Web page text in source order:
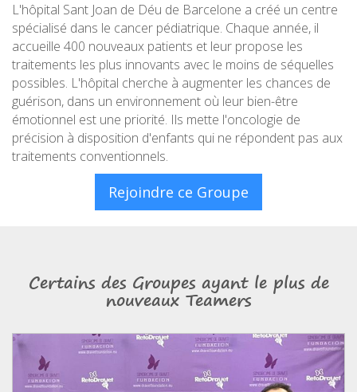
L'hôpital Sant Joan de Déu de Barcelone a créé un centre
spécialisé dans le cancer pédiatrique. Chaque année, il
accueille 400 nouveaux patients et leur propose les
traitements les plus innovants avec le moins de séquelles
possibles. L'hôpital cherche à augmenter les chances de
guérison, dans un environnement où leur bien-être
émotionnel est une priorité. Ils mette l'oncologie de
précision à disposition d'enfants qui ne répondent pas aux
traitements conventionnels.
Rejoindre ce Groupe
Certains des Groupes ayant le plus de
nouveaux Teamers